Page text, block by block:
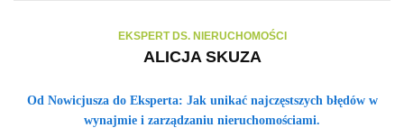
EKSPERT DS. NIERUCHOMOŚCI
ALICJA SKUZA
Od Nowicjusza do Eksperta: Jak unikać najczęstszych błędów w
wynajmie i zarządzaniu nieruchomościami.